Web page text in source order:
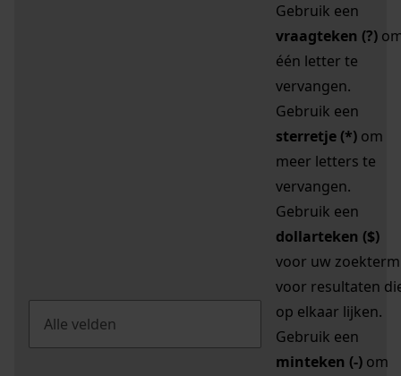
Gebruik een
vraagteken (?)
één letter te
vervangen.
Gebruik een
sterretje (*) om
meer letters te
vervangen.
Gebruik een
dollarteken ($)
voor uw zoekterm
voor resultaten
op elkaar lijken.
Gebruik een
minteken (-) om